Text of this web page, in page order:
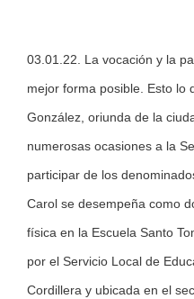
03.01.22. La vocación y la
mejor forma posible. Esto lo
González, oriunda de la
numerosas ocasiones a la
participar de los
Carol se desempeña como
física en la Escuela Santo
por el Servicio Local de
Cordillera y ubicada en el